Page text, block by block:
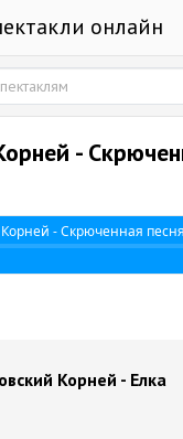
онлайн
-
- Скрюченная песня
Корней - Елка